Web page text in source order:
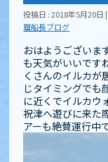
投稿日 : 2018年5月20日
窟船長ブログ
おはようございま
も天気がいいです
くさんのイルカ
じタイミングでも
に近くでイルカウ
祝津へ遊びに来た
アーも絶賛運行中